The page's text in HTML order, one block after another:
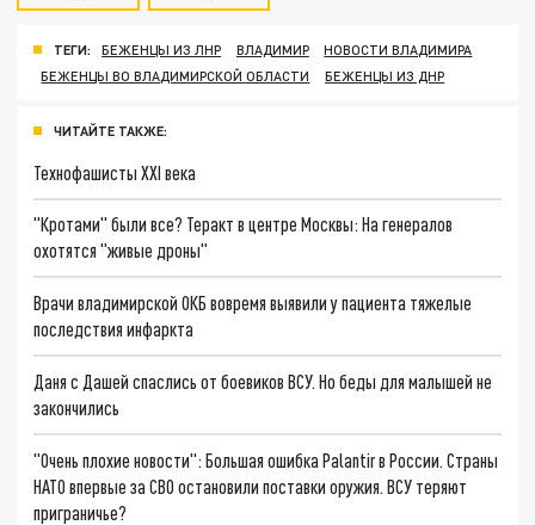
ТЕГИ: БЕЖЕНЦЫ ИЗ ЛНР ВЛАДИМИР
НОВОСТИ ВЛАДИМИРА
БЕЖЕНЦЫ ВО ВЛАДИМИРСКОЙ ОБЛАСТИ
БЕЖЕНЦЫ ИЗ ДНР
ЧИТАЙТЕ ТАКЖЕ:
Технофашисты XXI века
"Кротами" были все? Теракт в центре Москвы: На генералов
охотятся "живые дроны"
Врачи владимирской ОКБ вовремя выявили у пациента тяжелые
последствия инфаркта
Даня с Дашей спаслись от боевиков ВСУ. Но беды для малышей не
закончились
"Очень плохие новости": Большая ошибка Palantir в России. Страны
НАТО впервые за СВО остановили поставки оружия. ВСУ теряют
приграничье?